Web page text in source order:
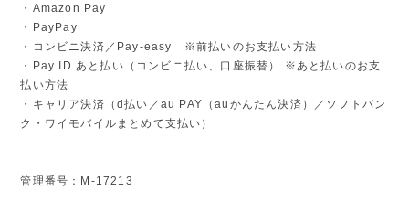
・Amazon Pay
・PayPay
・コンビニ決済／Pay-easy ※前払いのお支払い方法
・Pay ID あと払い（コンビニ払い、口座振替） ※あと払いのお支
払い方法
・キャリア決済（d払い／au PAY（auかんたん決済）／ソフトバン
ク・ワイモバイルまとめて支払い）
管理番号：M-17213